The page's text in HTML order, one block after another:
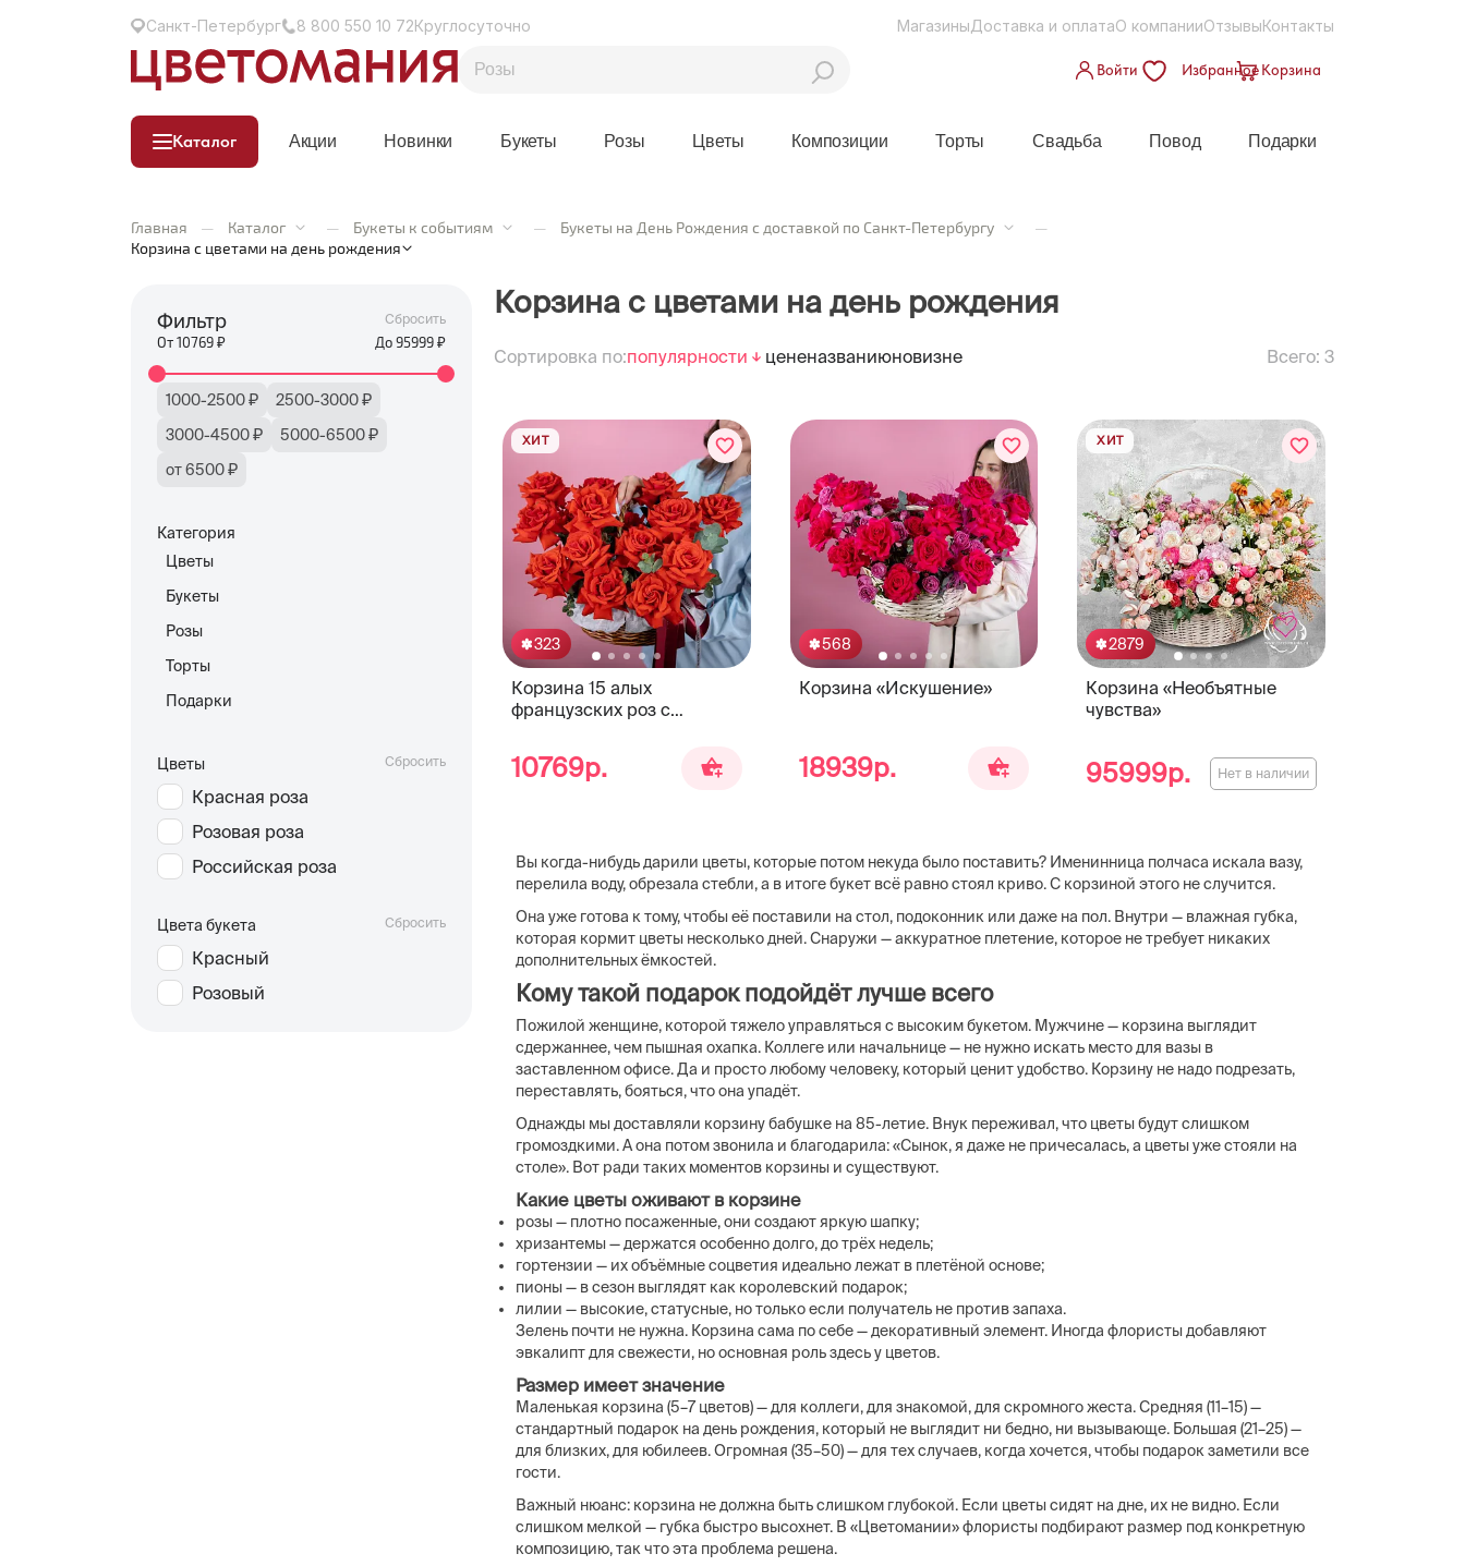
Санкт-Петербург 8 800 550 10 72Круглосуточно МагазиныДоставка и оплатаО компанииОтзывыКонтакты
Войти ИзбранноеКорзина
Каталог Акции Новинки Букеты Розы Цветы Композиции Торты Свадьба Повод Подарки
Главная — Каталог — Букеты к событиям — Букеты на День Рождения с доставкой по Санкт-Петербургу
—
Корзина с цветами на день рождения
Фильтр Сбросить
От10769₽ До95999₽
1000-2500 ₽
2500-3000 ₽
3000-4500 ₽
5000-6500 ₽
от 6500 ₽
Категория
Цветы
Букеты
Розы
Торты
Подарки
Цветы Сбросить
Красная роза
Розовая роза
Российская роза
Цвета букета Сбросить
Красный
Розовый
Корзина с цветами на день рождения
Сортировка по:популярности цененазваниюновизне Всего: 3
323
Корзина 15 алых
французских роз с
ХИТ
10769р.
568
Корзина «Искушение»
18939р.
2879
Корзина «Необъятные
чувства»
ХИТ
95999р. Нет в наличии
Вы когда-нибудь дарили цветы, которые потом некуда было поставить? Именинница полчаса искала вазу,
перелила воду, обрезала стебли, а в итоге букет всё равно стоял криво. С корзиной этого не случится.
Она уже готова к тому, чтобы её поставили на стол, подоконник или даже на пол. Внутри — влажная губка,
которая кормит цветы несколько дней. Снаружи — аккуратное плетение, которое не требует никаких
дополнительных ёмкостей.
Кому такой подарок подойдёт лучше всего
Пожилой женщине, которой тяжело управляться с высоким букетом. Мужчине — корзина выглядит
сдержаннее, чем пышная охапка. Коллеге или начальнице — не нужно искать место для вазы в
заставленном офисе. Да и просто любому человеку, который ценит удобство. Корзину не надо подрезать,
переставлять, бояться, что она упадёт.
Однажды мы доставляли корзину бабушке на 85-летие. Внук переживал, что цветы будут слишком
громоздкими. А она потом звонила и благодарила: «Сынок, я даже не причесалась, а цветы уже стояли на
столе». Вот ради таких моментов корзины и существуют.
Какие цветы оживают в корзине
розы — плотно посаженные, они создают яркую шапку;
хризантемы — держатся особенно долго, до трёх недель;
гортензии — их объёмные соцветия идеально лежат в плетёной основе;
пионы — в сезон выглядят как королевский подарок;
лилии — высокие, статусные, но только если получатель не против запаха.
Зелень почти не нужна. Корзина сама по себе — декоративный элемент. Иногда флористы добавляют
эвкалипт для свежести, но основная роль здесь у цветов.
Размер имеет значение
Маленькая корзина (5–7 цветов) — для коллеги, для знакомой, для скромного жеста. Средняя (11–15) —
стандартный подарок на день рождения, который не выглядит ни бедно, ни вызывающе. Большая (21–25) —
для близких, для юбилеев. Огромная (35–50) — для тех случаев, когда хочется, чтобы подарок заметили все
гости.
Важный нюанс: корзина не должна быть слишком глубокой. Если цветы сидят на дне, их не видно. Если
слишком мелкой — губка быстро высохнет. В «Цветомании» флористы подбирают размер под конкретную
композицию, так что эта проблема решена.